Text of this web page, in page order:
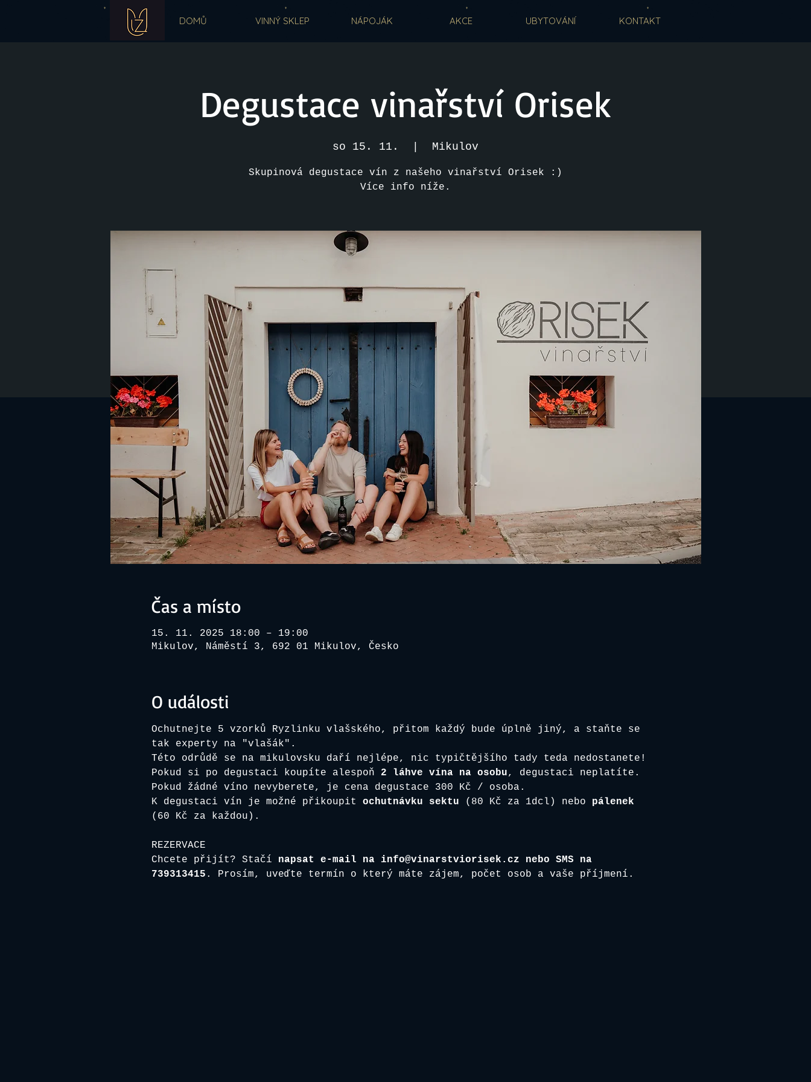
DOMŮ VINNÝ SKLEP NÁPOJÁK AKCE UBYTOVÁNÍ KONTAKT
Degustace vinařství Orisek
so 15. 11. Mikulov
Skupinová degustace vín z našeho vinařství Orisek :)
Více info níže.
Čas a místo
15. 11. 2025 18:00 – 19:00
Mikulov, Náměstí 3, 692 01 Mikulov, Česko
O události
Ochutnejte 5 vzorků Ryzlinku vlašského, přitom každý bude úplně jiný, a staňte se
tak experty na "vlašák".
Této odrůdě se na mikulovsku daří nejlépe, nic typičtějšího tady teda nedostanete!
Pokud si po degustaci koupíte alespoň 2 láhve vína na osobu, degustaci neplatíte.
Pokud žádné víno nevyberete, je cena degustace 300 Kč / osoba.
K degustaci vín je možné přikoupit ochutnávku sektu (80 Kč za 1dcl) nebo pálenek
(60 Kč za každou).
REZERVACE
Chcete přijít? Stačí napsat e-mail na info@vinarstviorisek.cz nebo SMS na
739313415 . Prosím, uveďte termín o který máte zájem, počet osob a vaše příjmení.